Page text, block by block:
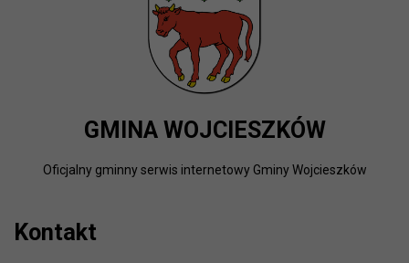
GMINA WOJCIESZKÓW
Oficjalny gminny serwis internetowy Gminy Wojcieszków
Kontakt